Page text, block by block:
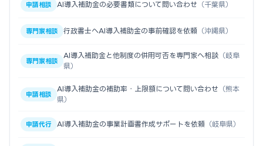
申請相談 AI導入補助金の必要書類について問い合わせ （千葉県）
専門家相談 行政書士へAI導入補助金の事前確認を依頼 （沖縄県）
専門家相談
AI導入補助金と他制度の併用可否を専門家へ相談 （岐阜
県）
申請相談
AI導入補助金の補助率・上限額について問い合わせ （熊本
県）
申請代行 AI導入補助金の事業計画書作成サポートを依頼 （岐阜県）